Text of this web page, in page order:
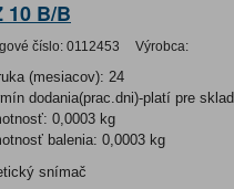
10 B/B
číslo: 0112453 Výrobca:
(mesiacov): 24
dodania(prac.dni)-platí pre sklad
0,0003 kg
balenia: 0,0003 kg
snímač